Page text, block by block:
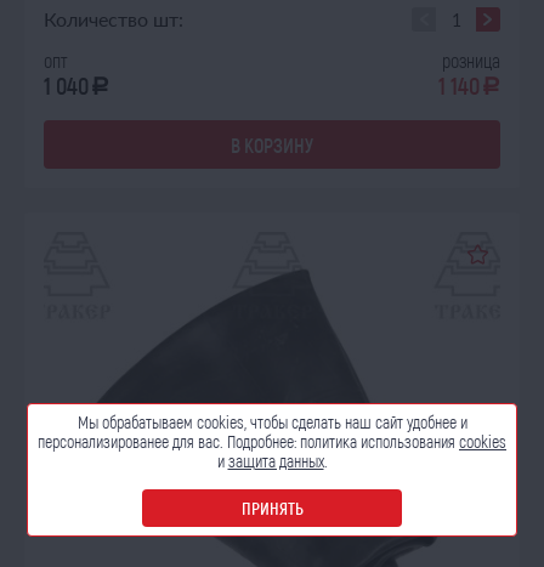
Количество шт:
опт
1 040 a
розница
1 140 a
В КОРЗИНУ
Мы обрабатываем cookies, чтобы сделать наш сайтудобнее и
персонализированее для вас. Подробнее: политика использования cookies
изащита данных.
ПРИНЯТЬ